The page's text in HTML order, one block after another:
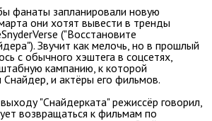
фанаты запланировали новую
они хотят вывести в тренды
("Восстановите
Звучит как мелочь, но в прошлый
с обычного хэштега в соцсетях,
кампанию, к которой
и актёры его фильмов.
"Снайдерката" режиссёр говорил,
возвращаться к фильмам по